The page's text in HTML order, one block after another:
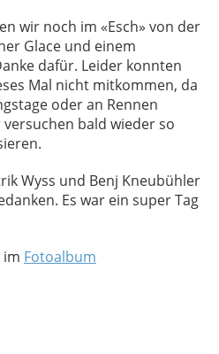
wir noch im «Esch» von der
Glace und einem
dafür. Leider konnten
Mal nicht mitkommen, da
oder an Rennen
bald wieder so
Wyss und Benj Kneubühler
Es war ein super Tag
Fotoalbum